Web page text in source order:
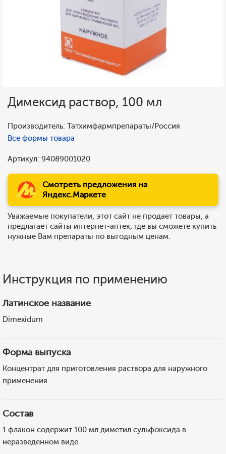
Димексид раствор, 100 мл
Производитель: Татхимфармпрепараты/Россия
Все формы товара
Артикул: 94089001020
Смотреть предложения на
Яндекс.Маркете
Уважаемые покупатели, этот сайт не продает товары, а
предлагает сайты интернет-аптек, где вы сможете купить
нужные Вам препараты по выгодным ценам.
Инструкция по применению
Латинское название
Dimexidum
Форма выпуска
Концентрат для приготовления раствора для наружного
применения
Состав
1 флакон содержит 100 мл диметил сульфоксида в
неразведенном виде